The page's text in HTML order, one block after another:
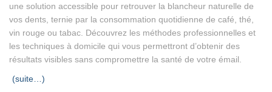
une solution accessible pour retrouver la blancheur naturelle de
vos dents, ternie par la consommation quotidienne de café, thé,
vin rouge ou tabac. Découvrez les méthodes professionnelles et
les techniques à domicile qui vous permettront d’obtenir des
résultats visibles sans compromettre la santé de votre émail.
(suite…)